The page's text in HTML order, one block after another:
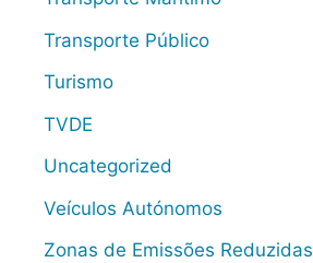
Transporte Público
Turismo
TVDE
Uncategorized
Veículos Autónomos
Zonas de Emissões Reduzidas